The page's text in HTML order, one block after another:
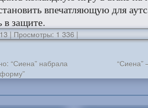
впечатляющую для
в защите.
| Просмотры: 1 336|
“Сиена” набрала
“Сиена”